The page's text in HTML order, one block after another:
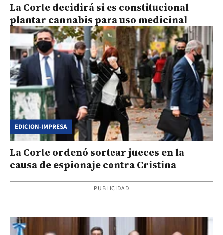
La Corte decidirá si es constitucional
plantar cannabis para uso medicinal
EDICION-IMPRESA
La Corte ordenó sortear jueces en la
causa de espionaje contra Cristina
PUBLICIDAD